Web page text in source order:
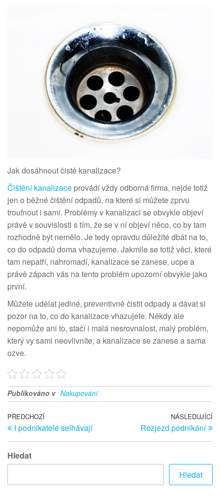
Jak dosáhnout čisté kanalizace?
Čištění kanalizace provádí vždy odborná firma, nejde totiž
jen o běžné čištění odpadů, na které si můžete zprvu
troufnout i sami. Problémy v kanalizaci se obvykle objeví
právě v souvislosti s tím, že se v ní objeví něco, co by tam
rozhodně být nemělo. Je tedy opravdu důležité dbát na to,
co do odpadů doma vhazujeme. Jakmile se totiž věci, které
tam nepatří, nahromadí, kanalizace se zanese, ucpe a
právě zápach vás na tento problém upozorní obvykle jako
první.
Můžete udělat jediné, preventivně čistit odpady a dávat si
pozor na to, co do kanalizace vhazujete. Někdy ale
nepomůže ani to, stačí i malá nesrovnalost, malý problém,
který vy sami neovlivníte, a kanalizace se zanese a sama
ozve.
Publikováno v Nakupování
Navigace
pro
příspěvek
Předchozí
článek
PŘEDCHOZÍ
I podnikatelé selhávají
NÁSLEDUJÍCÍ
Rozjezd podnikání
Hledat
Hledat